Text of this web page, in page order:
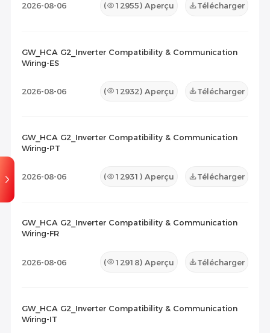
Document de maintenance(0) Autres(0)
2026-08-06 ( 12955) Aperçu Télécharger
GW_HCA G2_Inverter Compatibility & Communication
Wiring-ES
2026-08-06 ( 12932) Aperçu Télécharger
GW_HCA G2_Inverter Compatibility & Communication
Wiring-PT
2026-08-06 ( 12931 ) Aperçu Télécharger
GW_HCA G2_Inverter Compatibility & Communication
Wiring-FR
2026-08-06 ( 12918) Aperçu Télécharger
GW_HCA G2_Inverter Compatibility & Communication
Wiring-IT